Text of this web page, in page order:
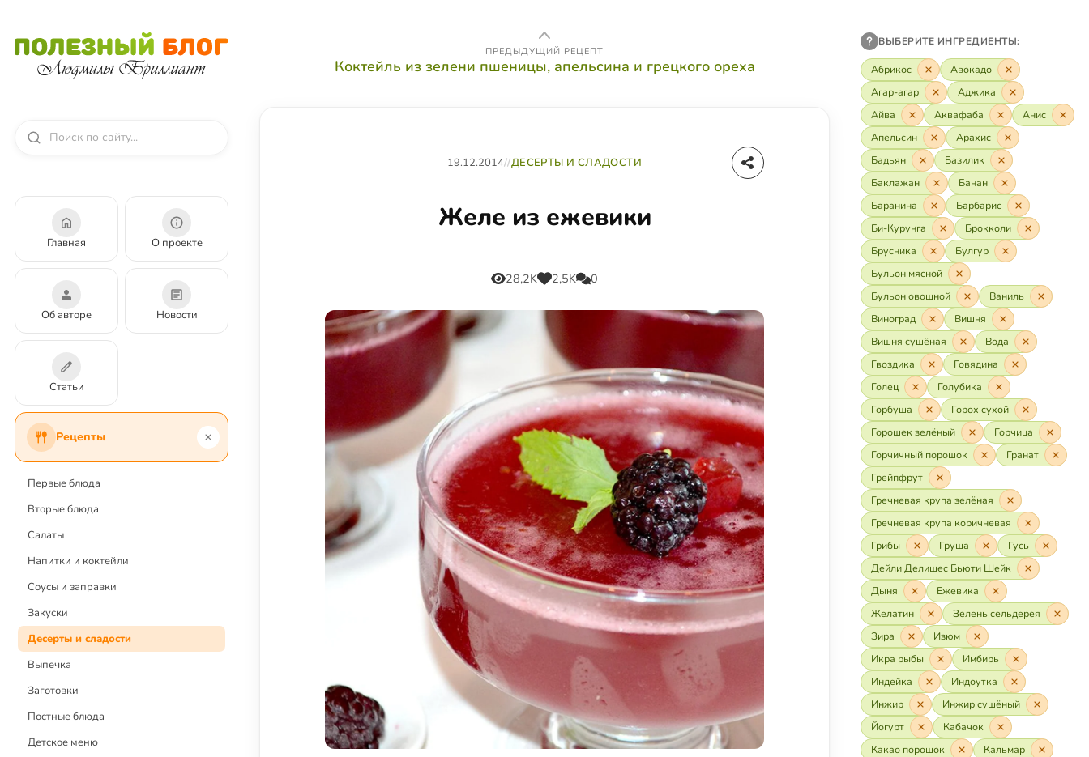
Главная О проекте
Об авторе Новости
Статьи
Рецепты
Первые блюда
Вторые блюда
Салаты
Напитки и коктейли
Соусы и заправки
Закуски
Десерты и сладости
Выпечка
Заготовки
Постные блюда
Детское меню
ПРЕДЫДУЩИЙ РЕЦЕПТ
Коктейль из зелени пшеницы, апельсина и грецкого ореха
19.12.2014//ДЕСЕРТЫ И СЛАДОСТИ
Желе из ежевики
28,2K 2,5K 0
ВЫБЕРИТЕ ИНГРЕДИЕНТЫ:
Абрикос
Авокадо
Агар-агар
Аджика
Айва
Аквафаба
Анис
Апельсин
Арахис
Бадьян
Базилик
Баклажан
Банан
Баранина
Барбарис
Би-Курунга
Брокколи
Брусника
Булгур
Бульон мясной
Бульон овощной
Ваниль
Виноград
Вишня
Вишня сушёная
Вода
Гвоздика
Говядина
Голец
Голубика
Горбуша
Горох сухой
Горошек зелёный
Горчица
Горчичный порошок
Гранат
Грейпфрут
Гречневая крупа зелёная
Гречневая крупа коричневая
Грибы
Груша
Гусь
Дейли Делишес Бьюти Шейк
Дыня
Ежевика
Желатин
Зелень сельдерея
Зира
Изюм
Икра рыбы
Имбирь
Индейка
Индоутка
Инжир
Инжир сушёный
Йогурт
Кабачок
Какао порошок
Кальмар